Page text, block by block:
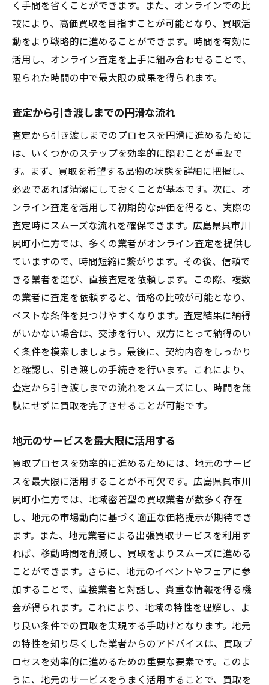
く手間を省くことができます。また、オンラインでの比
較により、高価買取を目指すことが可能となり、買取活
動をより戦略的に進めることができます。時間を有効に
活用し、オンライン査定を上手に組み合わせることで、
限られた時間の中で最大限の成果を得られます。
査定から引き渡しまでの円滑な流れ
査定から引き渡しまでのプロセスを円滑に進めるために
は、いくつかのステップを効率的に踏むことが重要で
す。まず、買取を希望する品物の状態を詳細に把握し、
必要であれば清潔にしておくことが基本です。次に、オ
ンライン査定を活用して初期的な評価を得ると、実際の
査定時にスムーズな流れを確保できます。広島県呉市川
尻町小仁方では、多くの業者がオンライン査定を提供し
ていますので、時間短縮に繋がります。その後、信頼で
きる業者を選び、直接査定を依頼します。この際、複数
の業者に査定を依頼すると、価格の比較が可能となり、
ベストな条件を見つけやすくなります。査定結果に納得
がいかない場合は、交渉を行い、双方にとって納得のい
く条件を模索しましょう。最後に、契約内容をしっかり
と確認し、引き渡しの手続きを行います。これにより、
査定から引き渡しまでの流れをスムーズにし、時間を無
駄にせずに買取を完了させることが可能です。
地元のサービスを最大限に活用する
買取プロセスを効率的に進めるためには、地元のサービ
スを最大限に活用することが不可欠です。広島県呉市川
尻町小仁方では、地域密着型の買取業者が数多く存在
し、地元の市場動向に基づく適正な価格提示が期待でき
ます。また、地元業者による出張買取サービスを利用す
れば、移動時間を削減し、買取をよりスムーズに進める
ことができます。さらに、地元のイベントやフェアに参
加することで、直接業者と対話し、貴重な情報を得る機
会が得られます。これにより、地域の特性を理解し、よ
り良い条件での買取を実現する手助けとなります。地元
の特性を知り尽くした業者からのアドバイスは、買取プ
ロセスを効率的に進めるための重要な要素です。このよ
うに、地元のサービスをうまく活用することで、買取を